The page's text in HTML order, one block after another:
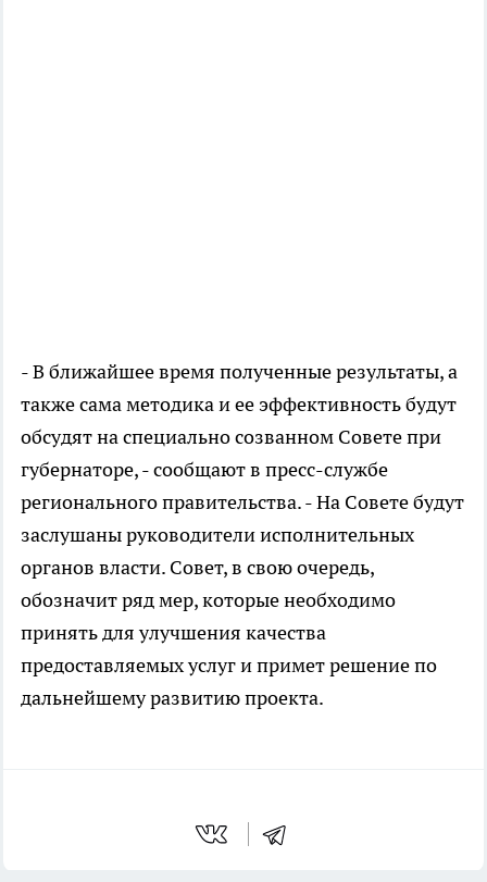
- В ближайшее время полученные результаты, а
также сама методика и ее эффективность будут
обсудят на специально созванном Совете при
губернаторе, - сообщают в пресс-службе
регионального правительства. - На Совете будут
заслушаны руководители исполнительных
органов власти. Совет, в свою очередь,
обозначит ряд мер, которые необходимо
принять для улучшения качества
предоставляемых услуг и примет решение по
дальнейшему развитию проекта.